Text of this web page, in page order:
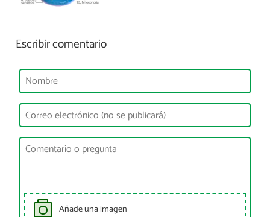
Escribir comentario
Añade una imagen